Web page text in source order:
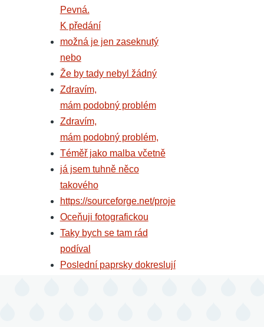
Pevná.
K předání
možná je jen zaseknutý
nebo
Že by tady nebyl žádný
Zdravím,
mám podobný problém
Zdravím,
mám podobný problém,
Téměř jako malba včetně
já jsem tuhně něco
takového
https://sourceforge.net/proje
Oceňuji fotografickou
Taky bych se tam rád
podíval
Poslední paprsky dokreslují